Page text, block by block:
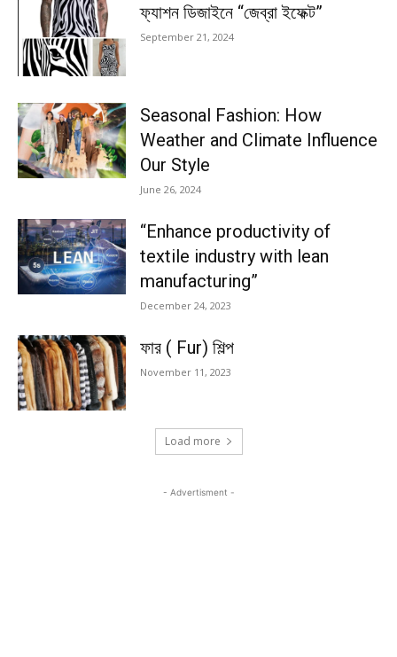
ফ্যাশন ডিজাইনে “জেব্রা ইফেক্ট”
September 21, 2024
Seasonal Fashion: How
Weather and Climate Influence
Our Style
June 26, 2024
“Enhance productivity of
textile industry with lean
manufacturing”
December 24, 2023
ফার ( Fur) শিল্প
November 11, 2023
Load more
- Advertisment -